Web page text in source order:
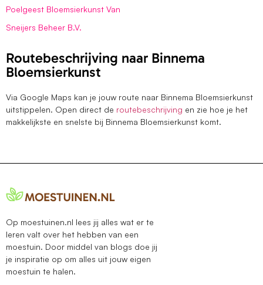
Poelgeest Bloemsierkunst Van
Sneijers Beheer B.V.
Routebeschrijving naar Binnema
Bloemsierkunst
Via Google Maps kan je jouw route naar Binnema Bloemsierkunst
uitstippelen. Open direct de routebeschrijving en zie hoe je het
makkelijkste en snelste bij Binnema Bloemsierkunst komt.
Op moestuinen.nl lees jij alles wat er te
leren valt over het hebben van een
moestuin. Door middel van blogs doe jij
je inspiratie op om alles uit jouw eigen
moestuin te halen.